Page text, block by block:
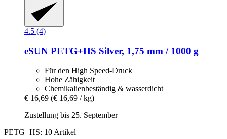
4.5 (4)
eSUN PETG+HS Silver, 1,75 mm / 1000 g
Für den High Speed-Druck
Hohe Zähigkeit
Chemikalienbeständig & wasserdicht
€ 16,69 (€ 16,69 / kg)
Zustellung bis 25. September
PETG+HS: 10 Artikel